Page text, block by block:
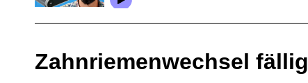
Zahnriemenwechsel fällig